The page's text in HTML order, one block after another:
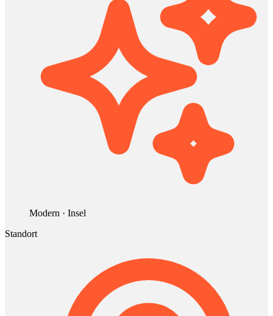
Modern · Insel
Standort